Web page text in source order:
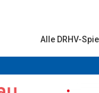
Alle DRHV-